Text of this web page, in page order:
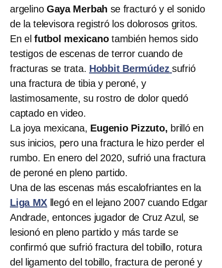
argelino Gaya Merbah se fracturó y el sonido
de la televisora registró los dolorosos gritos.
En el futbol mexicanotambién hemos sido
testigos de escenas de terror cuando de
fracturas se trata. Hobbit Bermúdez sufrió
una fractura de tibia y peroné, y
lastimosamente, su rostro de dolor quedó
captado en video.
La joya mexicana, Eugenio Pizzuto, brilló en
sus inicios, pero una fractura le hizo perder el
rumbo. En enero del 2020, sufrió una fractura
de peroné en pleno partido.
Una de las escenas más escalofriantes en la
Liga MX llegó en el lejano 2007 cuando Edgar
Andrade, entonces jugador de Cruz Azul, se
lesionó en pleno partido y más tarde se
confirmó que sufrió fractura del tobillo, rotura
del ligamento del tobillo, fractura de peroné y